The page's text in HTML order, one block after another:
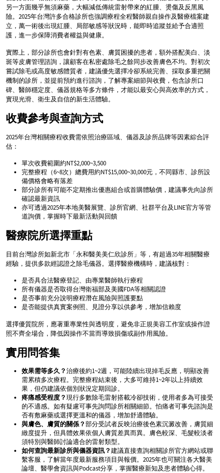
另一方面幾乎無須麻藥，大幅減低傳統雷射帶來的紅腫、燙傷及反黑風
險。2025年台灣許多合格診所也強調療程全程醫師親自操作及醫療檔案建
立，萬一術後出現紅腫、局部敏感等狀況時，能即時追蹤並給予合適照
護，進一步保障消費者權益與健康。
實際上，部分診所也會針對有色素、膚質困擾的患者，額外搭配美白、淡
斑等皮膚管理諮詢，讓顧客在私密處除毛之餘同步改善膚色不均。對初次
嘗試除毛或高度敏感體質者，建議優先選擇冷卻系統完善、採取多重把關
機制的診所，並提前預約進行諮詢，了解專案細節與收費，包含診所口
碑、醫師穩定度、儀器規格等多方條件，才能以最安心與高效率的方式，
實現光滑、衛生及自信的新生活體驗。
收費參考與查詢方式
2025年台灣相關療程收費需依照治療區域、儀器及診所品牌等因素綜合評
估：
單次收費範圍約NT$2,000~3,500
完整療程（6~8次）總費用約NT$15,000~30,000元，不同縣市、診所設
備價格會略有落差
部分診所有可能不定期推出優惠組合或首購體驗價，建議事先向診所
確認最新資訊
亦可透過2025年本地美醫展覽、診所官網、社群平台及LINE官方等管
道詢價，掌握時下最新活動與回饋
醫療院所選擇重點
目前台灣診所如新北市「永和醫美美仁欣診所」等，有超過35年相關醫療
經驗，提供多款經認證之除毛儀器。選擇醫療機構時，建議核對：
是否具合法醫療登記、由專業醫師執行療程
所有儀器是否取得台灣衛福部及美國FDA等相關認證
是否事前充分說明療程潛在風險與照護要點
是否能提供真實案例照、見證分享以供參考，增加信賴度
選擇優質院所，應著重專業性與透明度，避免非正規美容工作室或操作證
照不齊全場合，降低因操作不當而導致損傷或副作用風險。
實用問答集
效果需等多久？治療後約1~2週，可能陸續出現掉毛反應，明顯改善
需累積多次療程。完整療程結束後，大多可維持1~2年以上持續效
果，但仍建議依個別狀況定期回診。
疼痛感受程度？現行多數除毛雷射搭載冷卻技術，使用者多為可接受
的不適感。如有疑慮可事先詢問診所相關細節。怕痛者可事先諮詢是
否有敷麻藥或選擇更溫和的儀器，增加舒適體驗。
與膚色、膚質的關係？部分受試者反映治療後色素沉澱改善，膚質細
緻度提升，但具體效果依個人膚質差異而異。膚色較深、毛髮較淡者
須特別與醫師討論適合的雷射類型。
如何查詢最新診所與儀器資訊？建議直接查詢相關診所官方網站或聯
繫客服，了解當年度最新服務項目與報價。2025年也可關注各大醫美
論壇、醫學會資訊與Podcast分享，掌握醫療新知及患者體驗心得。